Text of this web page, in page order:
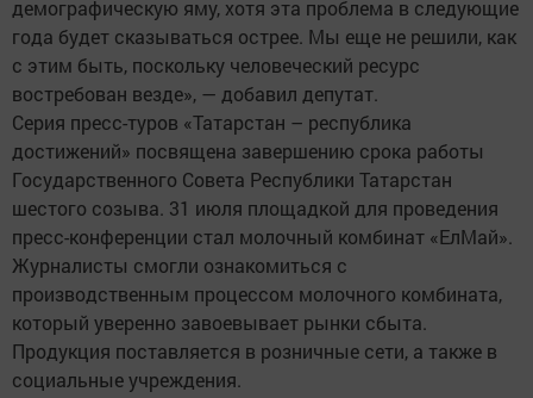
демографическую яму, хотя эта проблема в следующие
года будет сказываться острее. Мы еще не решили, как
с этим быть, поскольку человеческий ресурс
востребован везде», — добавил депутат.
Серия пресс-туров «Татарстан – республика
достижений» посвящена завершению срока работы
Государственного Совета Республики Татарстан
шестого созыва. 31 июля площадкой для проведения
пресс-конференции стал молочный комбинат «ЕлМай».
Журналисты смогли ознакомиться с
производственным процессом молочного комбината,
который уверенно завоевывает рынки сбыта.
Продукция поставляется в розничные сети, а также в
социальные учреждения.